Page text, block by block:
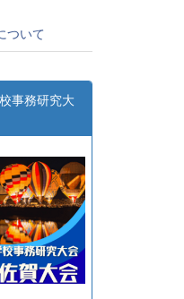
ついて
事務研究大